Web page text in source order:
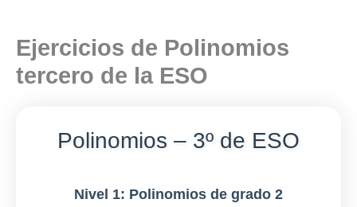
Ejercicios de Polinomios
tercero de la ESO
Polinomios – 3º de ESO
Nivel 1: Polinomios de grado 2